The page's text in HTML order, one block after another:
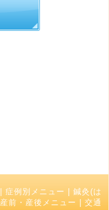
症例別メニュー
鍼灸(は
産前・産後メニュー
交通